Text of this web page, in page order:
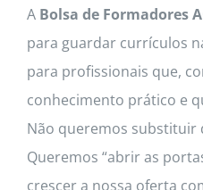
A Bolsa de Formadores
para guardar currículos
para profissionais que,
conhecimento prático e
Não queremos substituir
Queremos “abrir as
crescer a nossa oferta